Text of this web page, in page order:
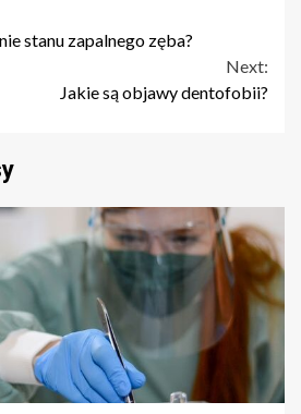
stanu zapalnego zęba?
Next:
Jakie są objawy dentofobii?